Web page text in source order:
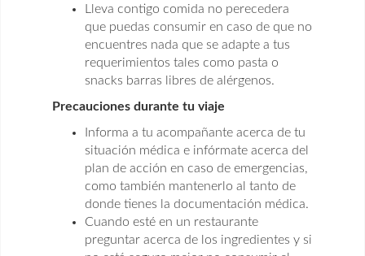
Lleva contigo comida no perecedera
que puedas consumir en caso de que no
encuentres nada que se adapte a tus
requerimientos tales como pasta o
snacks barras libres de alérgenos.
Precauciones durante tu viaje
Informa a tu acompañante acerca de tu
situación médica e infórmate acerca del
plan de acción en caso de emergencias,
como también mantenerlo al tanto de
donde tienes la documentación médica.
Cuando esté en un restaurante
preguntar acerca de los ingredientes y si